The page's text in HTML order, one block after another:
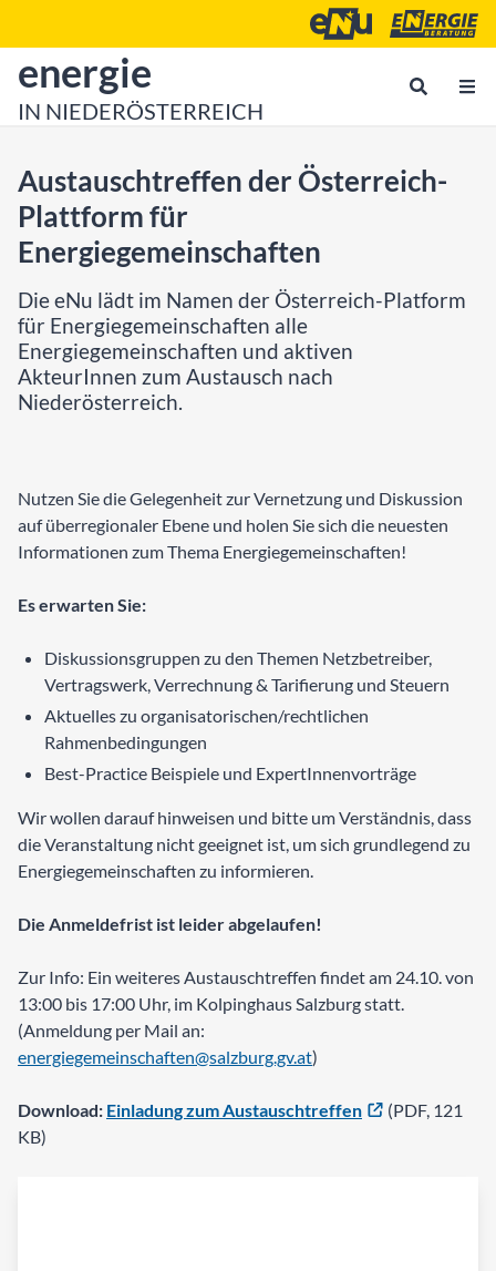
Energie- und
zur Startseite von
energie
IN NIEDERÖSTERREICH
Austauschtreffen der Österreich-
Plattform für
Energiegemeinschaften
Die eNu lädt im Namen der Österreich-Platform
für Energiegemeinschaften alle
Energiegemeinschaften und aktiven
AkteurInnen zum Austausch nach
Niederösterreich.
Nutzen Sie die Gelegenheit zur Vernetzung und Diskussion
auf überregionaler Ebene und holen Sie sich die neuesten
Informationen zum Thema Energiegemeinschaften!
Es erwarten Sie:
Diskussionsgruppen zu den Themen Netzbetreiber,
Vertragswerk, Verrechnung & Tarifierung und Steuern
Aktuelles zu organisatorischen/rechtlichen
Rahmenbedingungen
Best-Practice Beispiele und ExpertInnenvorträge
Wir wollen darauf hinweisen und bitte um Verständnis, dass
die Veranstaltung nicht geeignet ist, um sich grundlegend zu
Energiegemeinschaften zu informieren.
Die Anmeldefrist ist leider abgelaufen!
Zur Info: Ein weiteres Austauschtreffen findet am 24.10. von
13:00 bis 17:00 Uhr, im Kolpinghaus Salzburg statt.
(Anmeldung per Mail an:
energiegemeinschaften@salzburg.gv.at)
Download: Einladung zum Austauschtreffen
(PDF, 121
KB)